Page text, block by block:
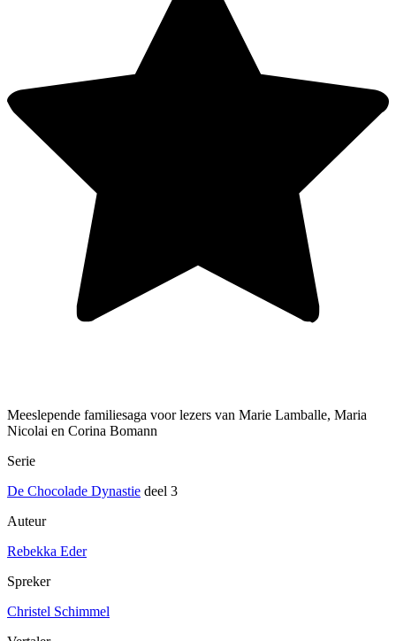
Meeslepende familiesaga voor lezers van Marie Lamballe, Maria
Nicolai en Corina Bomann
Serie
De Chocolade Dynastie deel 3
Auteur
Rebekka Eder
Spreker
Christel Schimmel